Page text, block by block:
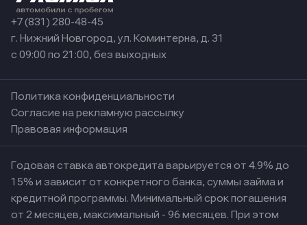
+7 (831) 280-48-45
г. Нижний Новгород, ул. Коминтерна, д. 31
с 09:00 по 21:00, без выходных
Политика конфиденциальности
Согласие на рекламную рассылку
Правовая информация
Годовая ставка автокредита варьируется от 4.9% до
15% и зависит от конкретного банка, суммы займа и
кредитной программы. Минимальный срок погашения
от 2 месяцев, максимальный - 96 месяцев. При этом